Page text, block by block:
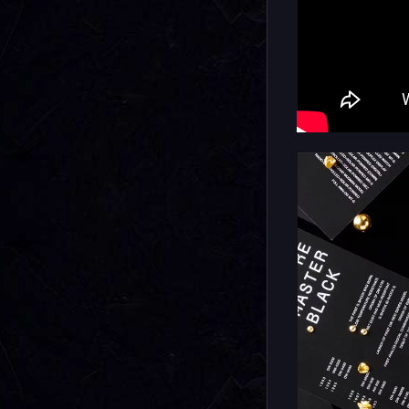
скоро
Всего к
серий,
RUSSIA.
мире
не стоит